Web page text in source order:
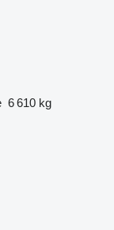
6 610 kg